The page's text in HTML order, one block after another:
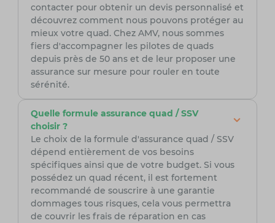
contacter pour obtenir un devis personnalisé et
découvrez comment nous pouvons protéger au
mieux votre quad. Chez AMV, nous sommes
fiers d'accompagner les pilotes de quads
depuis près de 50 ans et de leur proposer une
assurance sur mesure pour rouler en toute
sérénité.
Quelle formule assurance quad / SSV
choisir ?
Le choix de la formule d'assurance quad / SSV
dépend entièrement de vos besoins
spécifiques ainsi que de votre budget. Si vous
possédez un quad récent, il est fortement
recommandé de souscrire à une garantie
dommages tous risques, cela vous permettra
de couvrir les frais de réparation en cas